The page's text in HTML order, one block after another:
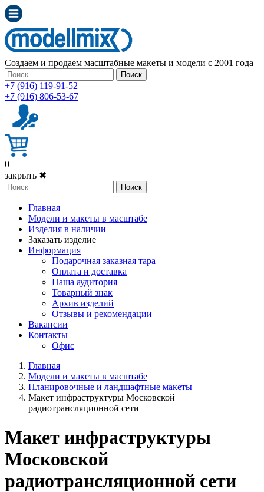
Создаем и продаем масштабные макеты и модели с 2001 года
Поиск
+7 (916) 119-91-52
+7 (916) 806-53-67
0
закрыть ✖
Поиск
Главная
Модели и макеты в масштабе
Изделия в наличии
Заказать изделие
Информация
Подарочная заказная тара
Оплата и доставка
Наша аудитория
Товарный знак
Архив изделий
Отзывы и рекомендации
Вакансии
Контакты
Офис
Главная
Модели и макеты в масштабе
Планировочные и ландшафтные макеты
Макет инфраструктуры Московской
радиотрансляционной сети
Макет инфраструктуры
Московской
радиотрансляционной сети